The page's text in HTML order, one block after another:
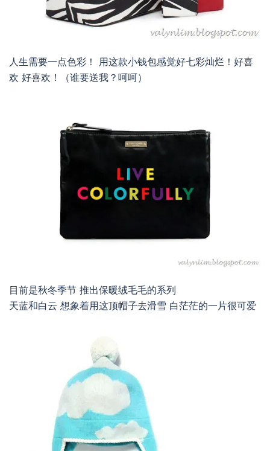
人生需要一点色彩！ 用这款小钱包感觉好七彩灿烂！好喜
欢 好喜欢！（谁要送我？呵呵）
目前是秋冬季节 推出保暖绒毛毛的系列
天蓝和白云 想象着用这顶帽子去滑雪 白茫茫的一片很可爱